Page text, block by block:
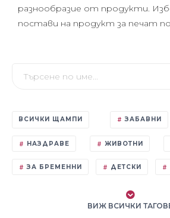
разнообразие от продукти.
постави на продукт за печат
ВСИЧКИ ЩАМПИ ЗАБАВНИ
НАЗДРАВЕ ЖИВОТНИ
ЗА БРЕМЕННИ ДЕТСКИ
ВИЖ ВСИЧКИ